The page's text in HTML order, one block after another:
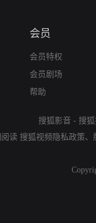
会员
会员特权
会员剧场
帮助
搜狐影音 - 搜
读 搜狐视频隐私政策、